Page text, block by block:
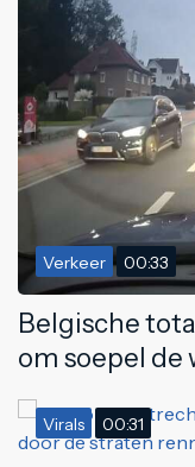
Verkeer 00:33
Belgische
om soepel de
Virals 00:31